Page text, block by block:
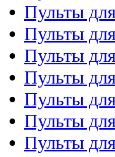
Пульты
Пульты
Пульты
Пульты
Пульты
Пульты
Пульты